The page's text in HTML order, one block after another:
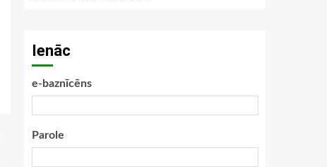
Ienāc
e-baznīcēns
Parole